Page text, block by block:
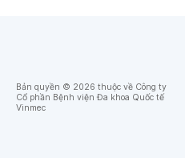
Bản quyền © 2026 thuộc về Công ty
Cổ phần Bệnh viện Đa khoa Quốc tế
Vinmec